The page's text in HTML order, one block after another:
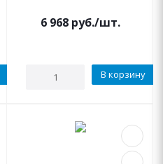
6 968руб./шт.
В корзину